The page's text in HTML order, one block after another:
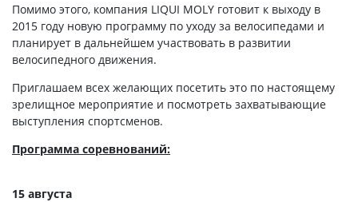
Помимо этого, компания LIQUI MOLY готовит к выходу в
2015 году новую программу по уходу за велосипедами и
планирует в дальнейшем участвовать в развитии
велосипедного движения.
Приглашаем всех желающих посетить это по настоящему
зрелищное мероприятие и посмотреть захватывающие
выступления спортсменов.
Программа соревнований:
15 августа